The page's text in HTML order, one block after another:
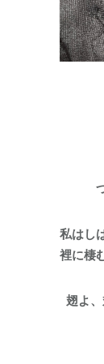
私はし
裡に棲
翅よ